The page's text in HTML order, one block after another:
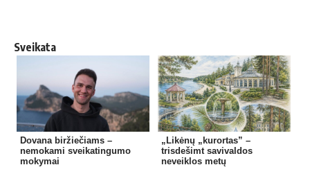
Sveikata
Dovana biržiečiams –
nemokami sveikatingumo
mokymai
„Likėnų „kurortas” –
trisdešimt savivaldos
neveiklos metų